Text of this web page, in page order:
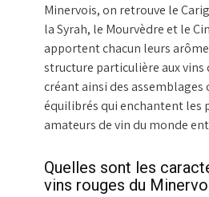
Minervois, on retrouve le
la Syrah, le Mourvèdre et le
apportent chacun leurs
structure particulière aux vins
créant ainsi des assemblages
équilibrés qui enchantent les
amateurs de vin du monde
Quelles sont les
vins rouges du